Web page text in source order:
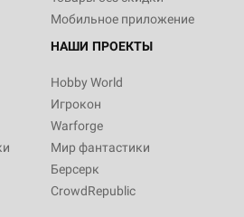
Мобильное приложение
НАШИ ПРОЕКТЫ
Hobby World
Игрокон
Warforge
Мир фантастики
Берсерк
CrowdRepublic